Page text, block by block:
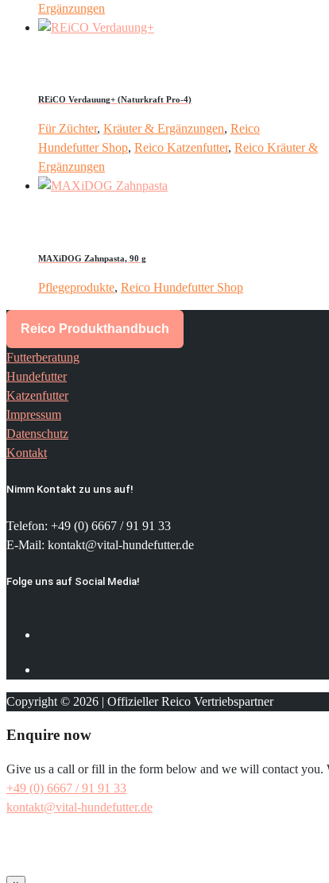
Ergänzungen
REiCO Verdauung+ (Naturkraft Pro-4)
Für Züchter, Kräuter & Ergänzungen, Reico
Hundefutter Shop, Reico Katzenfutter, Reico Kräuter &
Ergänzungen
MAXiDOG Zahnpasta, 90 g
Pflegeprodukte, Reico Hundefutter Shop
Reico Produkthandbuch
Futterberatung
Hundefutter
Katzenfutter
Impressum
Datenschutz
Kontakt
Nimm Kontakt zu uns auf!
Telefon: +49 (0) 6667 / 91 91 33
E-Mail: kontakt@vital-hundefutter.de
Folge uns auf Social Media!
Copyright © 2026 | Offizieller Reico Vertriebspartner
Enquire now
Give us a call or fill in the form below and we will contact you.
+49 (0) 6667 / 91 91 33
kontakt@vital-hundefutter.de